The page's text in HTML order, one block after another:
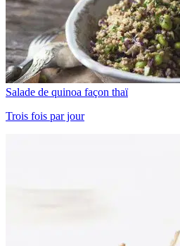
Salade de quinoa façon thaï
Trois fois par jour